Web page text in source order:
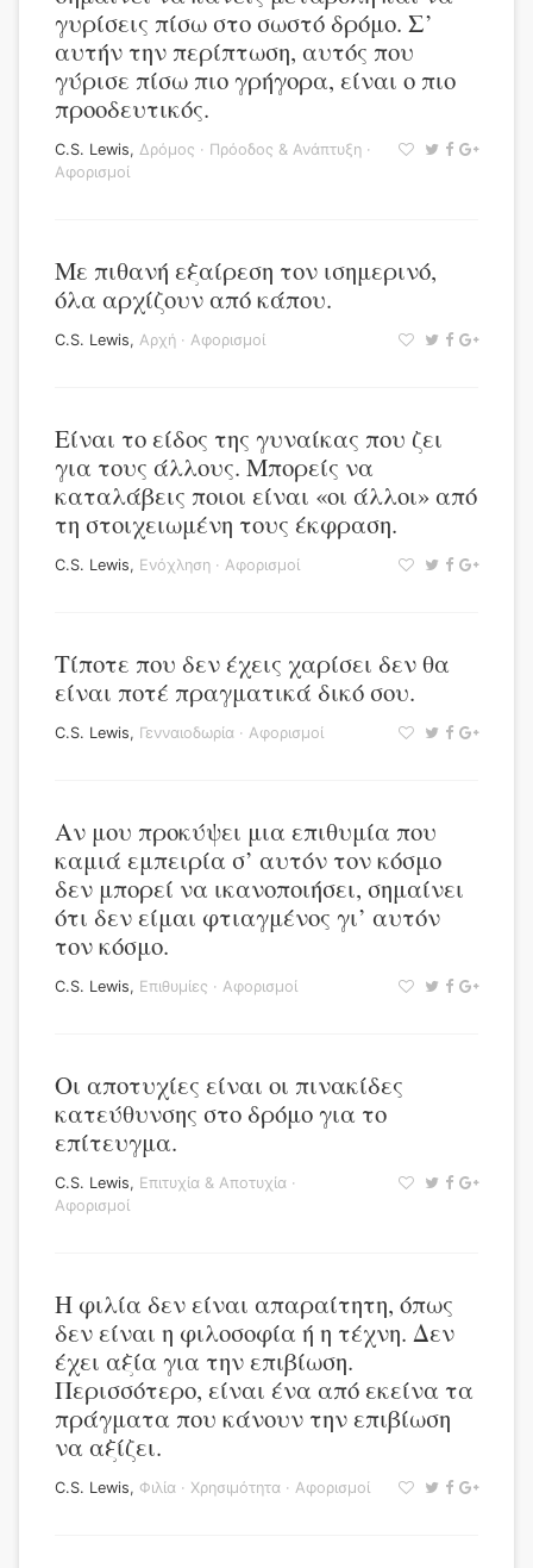
γυρίσεις πίσω στο σωστό δρόμο. Σ’
αυτήν την περίπτωση, αυτός που
γύρισε πίσω πιο γρήγορα, είναι ο πιο
προοδευτικός.
C.S. Lewis, Δρόμος · Πρόοδος & Ανάπτυξη ·
Αφορισμοί
Με πιθανή εξαίρεση τον ισημερινό,
όλα αρχίζουν από κάπου.
C.S. Lewis, Αρχή · Αφορισμοί
Είναι το είδος της γυναίκας που ζει
για τους άλλους. Μπορείς να
καταλάβεις ποιοι είναι «οι άλλοι» από
τη στοιχειωμένη τους έκφραση.
C.S. Lewis, Ενόχληση · Αφορισμοί
Τίποτε που δεν έχεις χαρίσει δεν θα
είναι ποτέ πραγματικά δικό σου.
C.S. Lewis, Γενναιοδωρία · Αφορισμοί
Αν μου προκύψει μια επιθυμία που
καμιά εμπειρία σ’ αυτόν τον κόσμο
δεν μπορεί να ικανοποιήσει, σημαίνει
ότι δεν είμαι φτιαγμένος γι’ αυτόν
τον κόσμο.
C.S. Lewis, Επιθυμίες · Αφορισμοί
Οι αποτυχίες είναι οι πινακίδες
κατεύθυνσης στο δρόμο για το
επίτευγμα.
C.S. Lewis, Επιτυχία & Αποτυχία ·
Αφορισμοί
Η φιλία δεν είναι απαραίτητη, όπως
δεν είναι η φιλοσοφία ή η τέχνη. Δεν
έχει αξία για την επιβίωση.
Περισσότερο, είναι ένα από εκείνα τα
πράγματα που κάνουν την επιβίωση
να αξίζει.
C.S. Lewis, Φιλία · Χρησιμότητα · Αφορισμοί